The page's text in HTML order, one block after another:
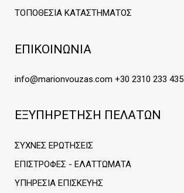
ΤΟΠΟΘΕΣΊΑ ΚΑΤΑΣΤΉΜΑΤΟΣ
ΕΠΙΚΟΙΝΩΝΊΑ
info@marionvouzas.com +30 2310 233 435
ΕΞΥΠΗΡΈΤΗΣΗ ΠΕΛΑΤΏΝ
ΣΥΧΝΈΣ ΕΡΩΤΉΣΕΙΣ
ΕΠΙΣΤΡΟΦΈΣ - ΕΛΑΤΤΏΜΑΤΑ
ΥΠΗΡΕΣΊΑ ΕΠΙΣΚΕΥΉΣ